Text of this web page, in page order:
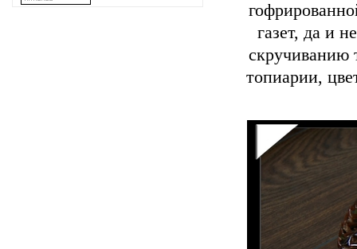
газет, да и
скручиванию
топиарии,